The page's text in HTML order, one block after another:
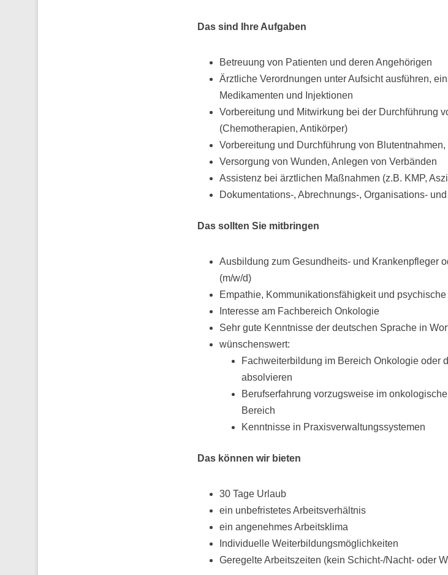
Das sind Ihre Aufgaben
Betreuung von Patienten und deren Angehörigen
Ärztliche Verordnungen unter Aufsicht ausführen,
Medikamenten und Injektionen
Vorbereitung und Mitwirkung bei der Durchführung
(Chemotherapien, Antikörper)
Vorbereitung und Durchführung von Blutentnahmen,
Versorgung von Wunden, Anlegen von Verbänden
Assistenz bei ärztlichen Maßnahmen (z.B. KMP,
Dokumentations-, Abrechnungs-, Organisations-
Das sollten Sie mitbringen
Ausbildung zum Gesundheits- und Krankenpfleger
(m/w/d)
Empathie, Kommunikationsfähigkeit und
Interesse am Fachbereich Onkologie
Sehr gute Kenntnisse der deutschen Sprache in
wünschenswert:
Fachweiterbildung im Bereich Onkologie oder
absolvieren
Berufserfahrung vorzugsweise im
Bereich
Kenntnisse in Praxisverwaltungssystemen
Das können wir bieten
30 Tage Urlaub
ein unbefristetes Arbeitsverhältnis
ein angenehmes Arbeitsklima
Individuelle Weiterbildungsmöglichkeiten
Geregelte Arbeitszeiten (kein Schicht-/Nacht- oder